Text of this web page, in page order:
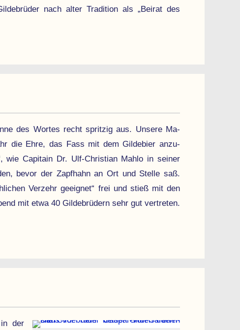
nach alter Tradition als „Beirat des
des Wortes recht spritzig aus. Unsere Ma­
die Ehre, das Fass mit dem Gilde­bier anzu­
wie Capitain Dr. Ulf-Christian Mahlo in seiner
bevor der Zapfhahn an Ort und Stelle saß.
Verzehr ge­eignet“ frei und stieß mit den
mit etwa 40 Gilde­brüdern sehr gut vertreten.
der